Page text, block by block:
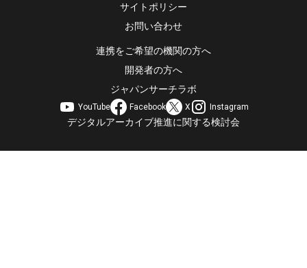
サイトポリシー
お問い合わせ
連携をご希望の機関の方へ
開発者の方へ
ジャパンサーチラボ
YouTube Facebook X Instagram
デジタルアーカイブ推進に関する検討会